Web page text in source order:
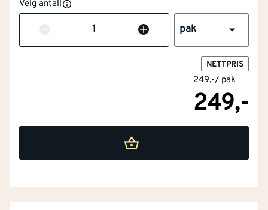
Velg antall
Antall pak
NETTPRIS
249,-/ pak
249,-